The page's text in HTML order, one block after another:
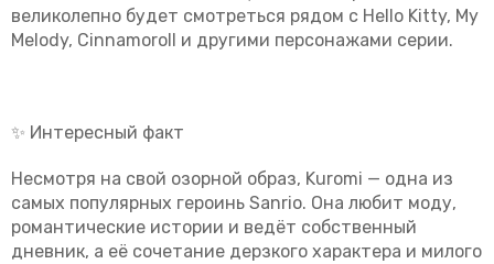
великолепно будет смотреться рядом с Hello Kitty, My
Melody, Cinnamoroll и другими персонажами серии.
✨ Интересный факт
Несмотря на свой озорной образ, Kuromi — одна из
самых популярных героинь Sanrio. Она любит моду,
романтические истории и ведёт собственный
дневник, а её сочетание дерзкого характера и милого